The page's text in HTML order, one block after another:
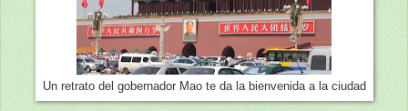
Un retrato del gobernador Mao te da la bienvenida a la ciudad